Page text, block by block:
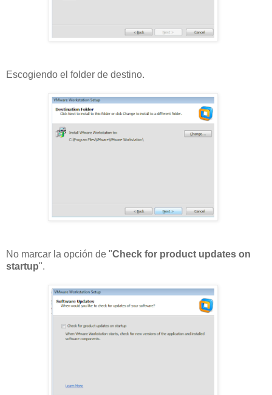
Escogiendo el folder de destino.
No marcar la opción de "Check for product updates on
startup".